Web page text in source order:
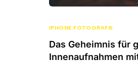
IPHONE FOTOGRAFIE
Das Geheimnis für
Innenaufnahmen